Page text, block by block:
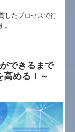
したプロセスで行
。
できるまで
高める！～